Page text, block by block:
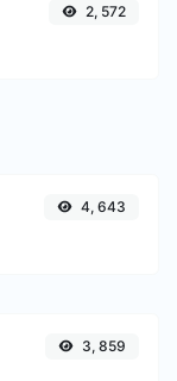
2, 572
4, 643
3, 859